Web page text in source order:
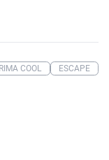
COOL ESCAPE